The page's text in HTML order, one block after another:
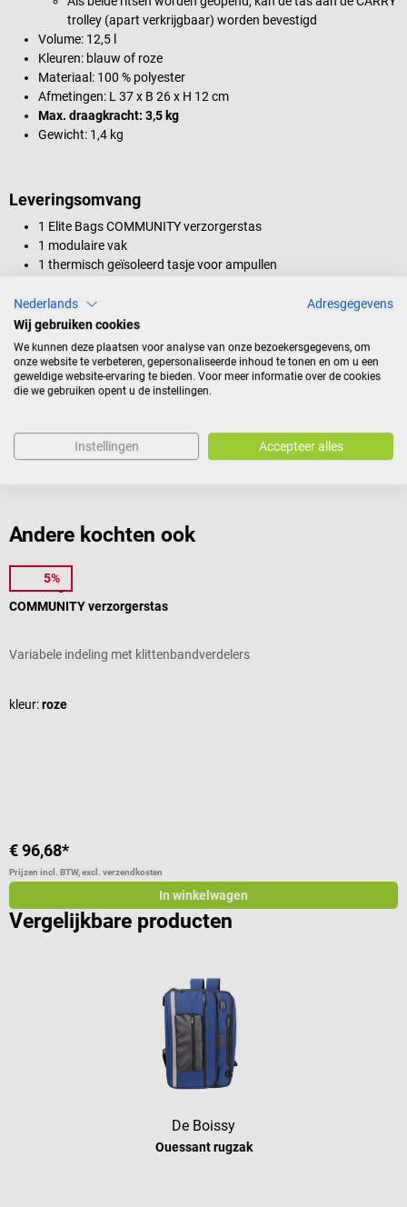
trolley (apart verkrijgbaar) worden bevestigd
Volume: 12,5 l
Kleuren: blauw of roze
Materiaal: 100 % polyester
Afmetingen: L 37 x B 26 x H 12 cm
Max. draagkracht: 3,5 kg
Gewicht: 1,4 kg
Leveringsomvang
1 Elite Bags COMMUNITY verzorgerstas
1 modulaire vak
1 thermisch geïsoleerd tasje voor ampullen
1 CONBIOS naaldcontainer
De afgebeelde toebehoren zijn niet bij de levering inbegrepen.
Reviews
Andere kochten ook
5%
Elite Bags
COMMUNITY verzorgerstas
Variabele indeling met klittenbandverdelers
kleur:roze
€ 96,68*
Prijzen incl. BTW, excl. verzendkosten
In winkelwagen
Vergelijkbare producten
De Boissy
Ouessant rugzak
Nederlands
Adresgegevens
Wij gebruiken cookies
We kunnen deze plaatsen voor analyse van onze bezoekersgegevens, om
onze website te verbeteren, gepersonaliseerde inhoud te tonen en om u een
geweldige website-ervaring te bieden. Voor meer informatie over de cookies
die we gebruiken opent u de instellingen.
Instellingen Accepteer alles